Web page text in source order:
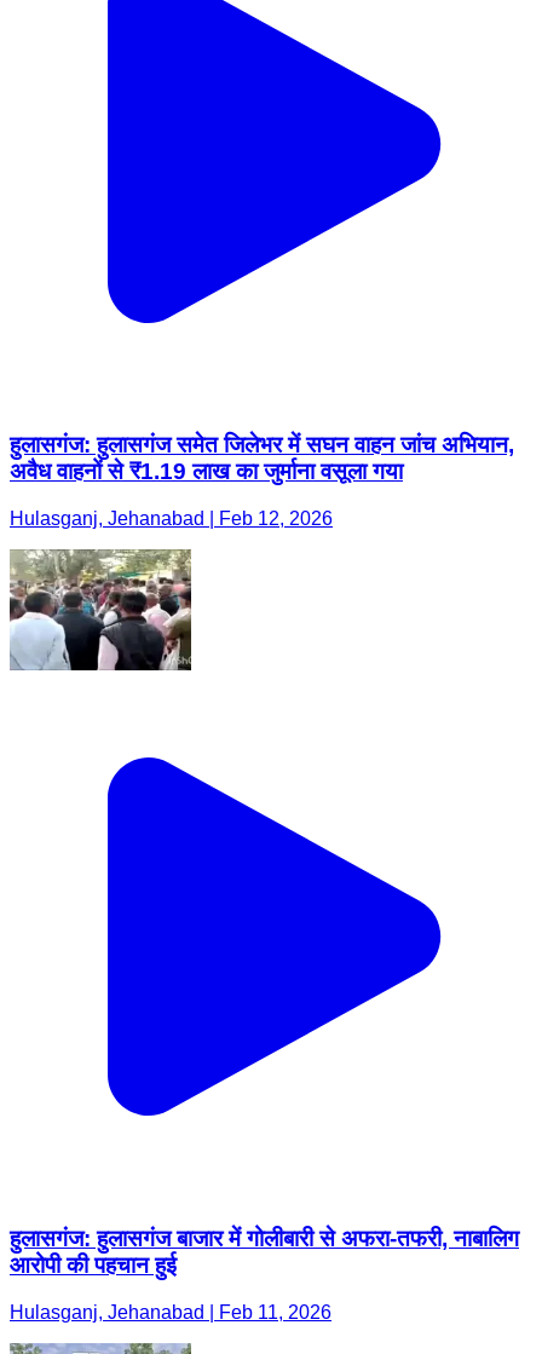
हुलासगंज: हुलासगंज समेत जिलेभर में सघन वाहन जांच अभियान,
अवैध वाहनों से ₹1.19 लाख का जुर्माना वसूला गया
Hulasganj, Jehanabad | Feb 12, 2026
हुलासगंज: हुलासगंज बाजार में गोलीबारी से अफरा-तफरी, नाबालिग
आरोपी की पहचान हुई
Hulasganj, Jehanabad | Feb 11, 2026